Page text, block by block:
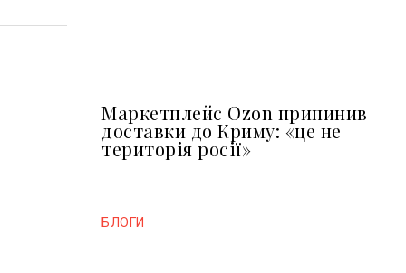
Маркетплейс Ozon припинив
доставки до Криму: «це не
територія росії»
БЛОГИ